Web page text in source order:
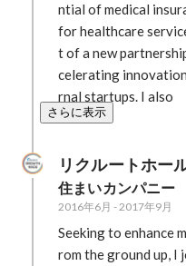
ntial of medical
for healthcare
t of a new
celerating
rnal startups. I also
さらに表示
リクルートホー
住まいカンパニー
2016年6月 -2017年9月
Seeking to enhance
rom the ground up, I